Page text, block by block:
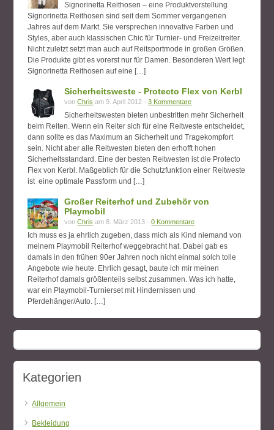
Signorinetta Reithosen – eine Produktvorstellung
Signorinetta Reithosen sind seit dem Sommer vergangenen
Jahres auf dem Markt. Sie versprechen innovative Farben und
Styles, aber auch klassischen Chic für Turnier- und Freizeitreiter.
Nicht zuletzt setzt man auch auf Reitsportmode in großen Größen.
Die Produkte gibt es vorerst nur für Damen. Besonderen Wert legt
Signorinetta Reithosen auf eine […]
Sicherheitsweste - Protecto Flex von Kerbl
vonChris am 9. April 2012 -3 Kommentare
Sicherheitswesten bieten unbestritten mehr Sicherheit
beim Reiten. Wenn ein Reiter sich für eine Reitweste entscheidet,
dann sollte es das Maximum an Sicherheit und Tragekompfort
sein. Nicht aber alle Reitwesten bieten den erhofft hohen
Sicherheitsstandard. Eine der besten Reitwesten ist die Protecto
Flex von Kerbl. Maßgeblich für die Schutzfunktion einer Reitweste
ist eine optimale Passform und […]
Großer Reiterhof und Zubehör von
Playmobil
vonChris am 8. März 2013 -0 Kommentare
Ich muss es ja ehrlich zugeben, dass mich als Kind niemand von
meinem Playmobil Reiterhof weggebracht hat. Dabei gab es
damals in den frühen 90er Jahren noch nicht einmal solch tolle
Angebote wie heute. Ehrlich gesagt, baute ich mir meinen
Reiterhof damals größtenteils selbst zusammen. Was ich hatte,
war ein Playmobil-Turnierset mit Hindernissen und
Pferdehänger/Auto. […]
Kategorien
Allgemein
Bekleidung